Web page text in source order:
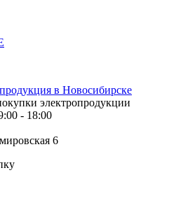
электропродукции
- 18:00
6